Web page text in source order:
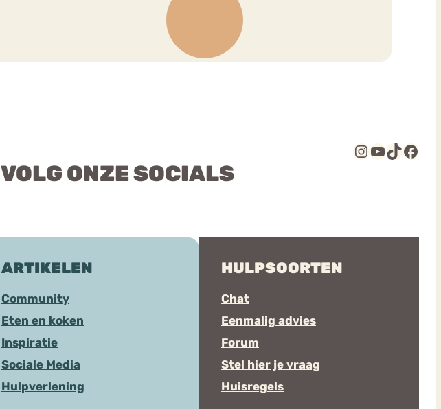
VOLG ONZE SOCIALS
Instagram YouTube TikTok Facebook
ARTIKELEN
Community
Eten en koken
Inspiratie
Sociale Media
Hulpverlening
HULPSOORTEN
Chat
Eenmalig advies
Forum
Stel hier je vraag
Huisregels